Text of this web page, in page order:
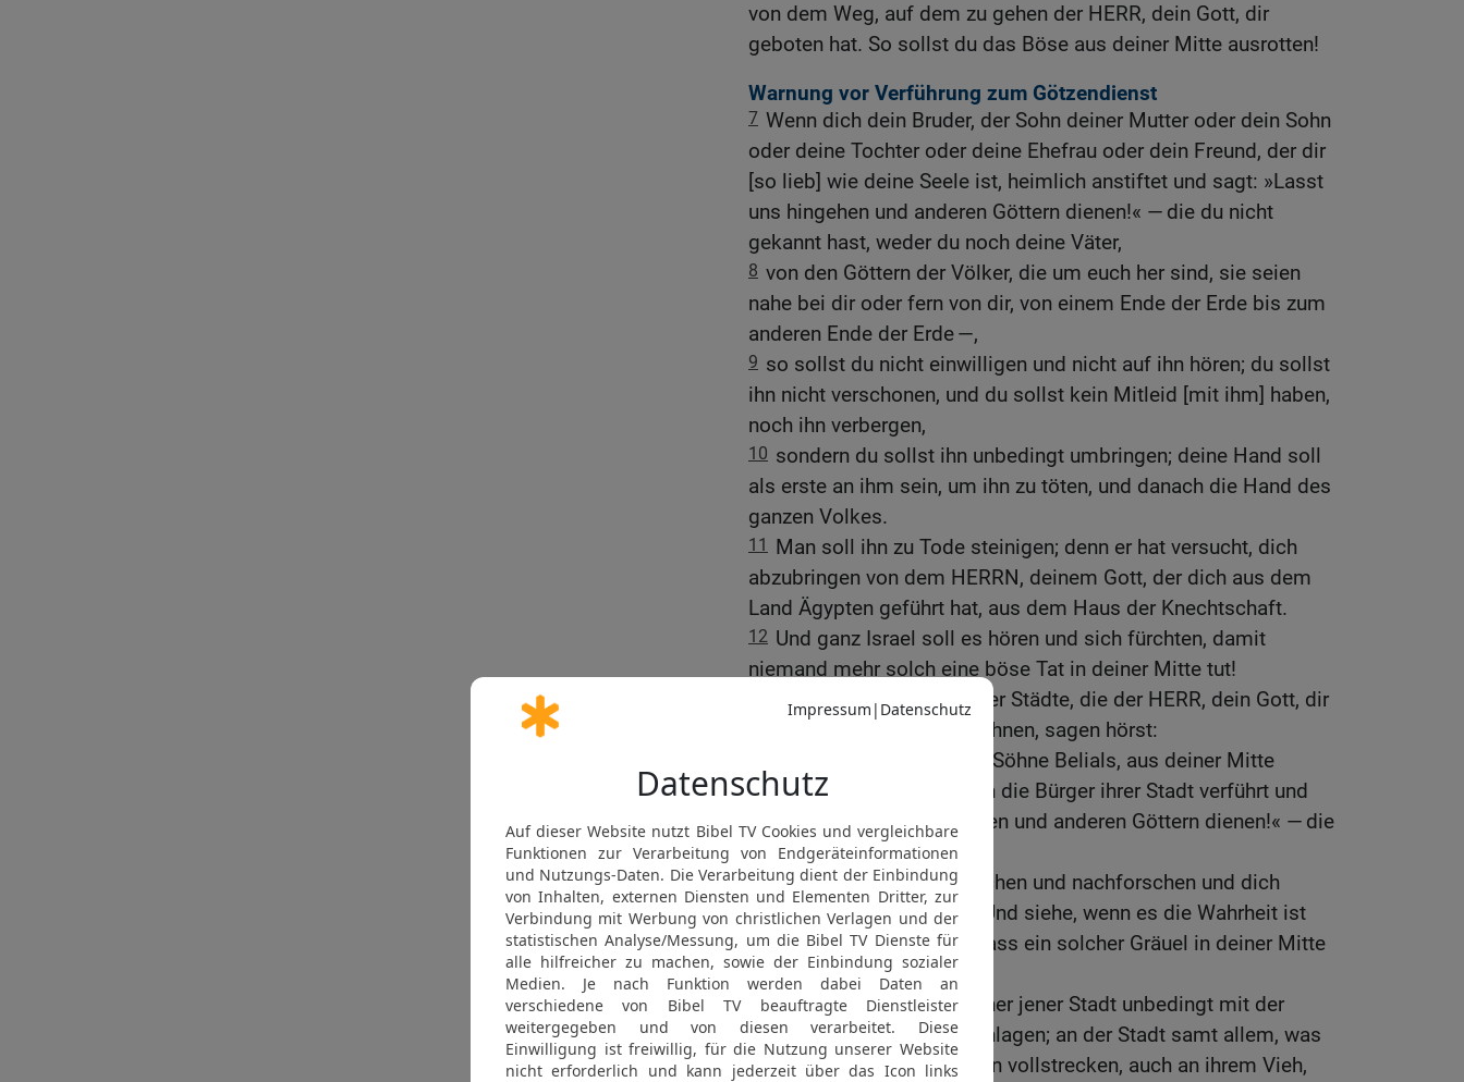
von dem Weg, auf dem zu gehen der HERR, dein Gott, dir
geboten hat. So sollst du das Böse aus deiner Mitte ausrotten!
Warnung vor Verführung zum Götzendienst
7 Wenn dich dein Bruder, der Sohn deiner Mutter oder dein Sohn
oder deine Tochter oder deine Ehefrau oder dein Freund, der dir
[so lieb] wie deine Seele ist, heimlich anstiftet und sagt: »Lasst
uns hingehen und anderen Göttern dienen!« — die du nicht
gekannt hast, weder du noch deine Väter,
8 von den Göttern der Völker, die um euch her sind, sie seien
nahe bei dir oder fern von dir, von einem Ende der Erde bis zum
anderen Ende der Erde —,
9 so sollst du nicht einwilligen und nicht auf ihn hören; du sollst
ihn nicht verschonen, und du sollst kein Mitleid [mit ihm] haben,
noch ihn verbergen,
10 sondern du sollst ihn unbedingt umbringen; deine Hand soll
als erste an ihm sein, um ihn zu töten, und danach die Hand des
ganzen Volkes.
11
Man soll ihn zu Tode steinigen; denn er hat versucht, dich
abzubringen von dem HERRN, deinem Gott, der dich aus dem
Land Ägypten geführt hat, aus dem Haus der Knechtschaft.
12 Und ganz Israel soll es hören und sich fürchten, damit
niemand mehr solch eine böse Tat in deiner Mitte tut!
Wenn du von einer deiner Städte, die der HERR, dein Gott, dir
geben will, um darin zu wohnen, sagen hörst:
Es sind etliche Männer, Söhne Belials, aus deiner Mitte
hervorgegangen und haben die Bürger ihrer Stadt verführt und
gesagt: »Lasst uns hingehen und anderen Göttern dienen!« — die
ihr nicht gekannt habt —,
15 so sollst du es untersuchen und nachforschen und dich
genauestens erkundigen. Und siehe, wenn es die Wahrheit ist
und die Sache feststeht, dass ein solcher Gräuel in deiner Mitte
begangen wurde,
16 so sollst du die Bewohner jener Stadt unbedingt mit der
Schärfe des Schwertes schlagen; an der Stadt samt allem, was
darin ist, sollst du den Bann vollstrecken, auch an ihrem Vieh,